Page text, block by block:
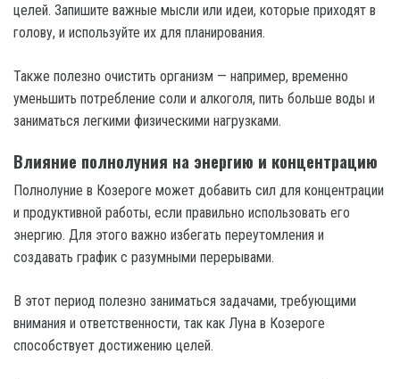
целей. Запишите важные мысли или идеи, которые приходят в
голову, и используйте их для планирования.
Также полезно очистить организм — например, временно
уменьшить потребление соли и алкоголя, пить больше воды и
заниматься легкими физическими нагрузками.
Влияние полнолуния на энергию и концентрацию
Полнолуние в Козероге может добавить сил для концентрации
и продуктивной работы, если правильно использовать его
энергию. Для этого важно избегать переутомления и
создавать график с разумными перерывами.
В этот период полезно заниматься задачами, требующими
внимания и ответственности, так как Луна в Козероге
способствует достижению целей.